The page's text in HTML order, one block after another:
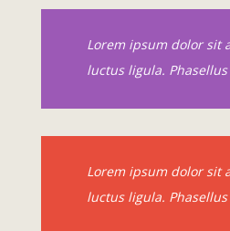
Lorem ipsum dolor sit
luctus ligula.
Lorem ipsum dolor sit
luctus ligula.